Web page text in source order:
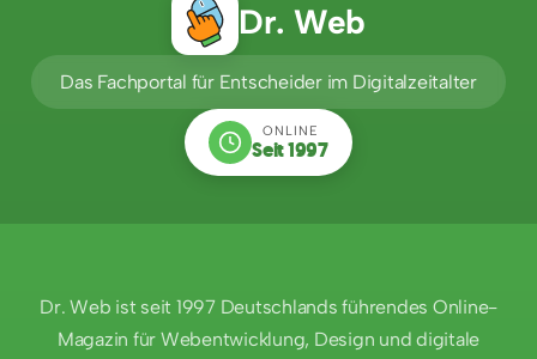
Dr. Web
Das Fachportal für Entscheider im Digitalzeitalter
ONLINE
Seit 1997
Dr. Web ist seit 1997 Deutschlands führendes Online-
Magazin für Webentwicklung, Design und digitale